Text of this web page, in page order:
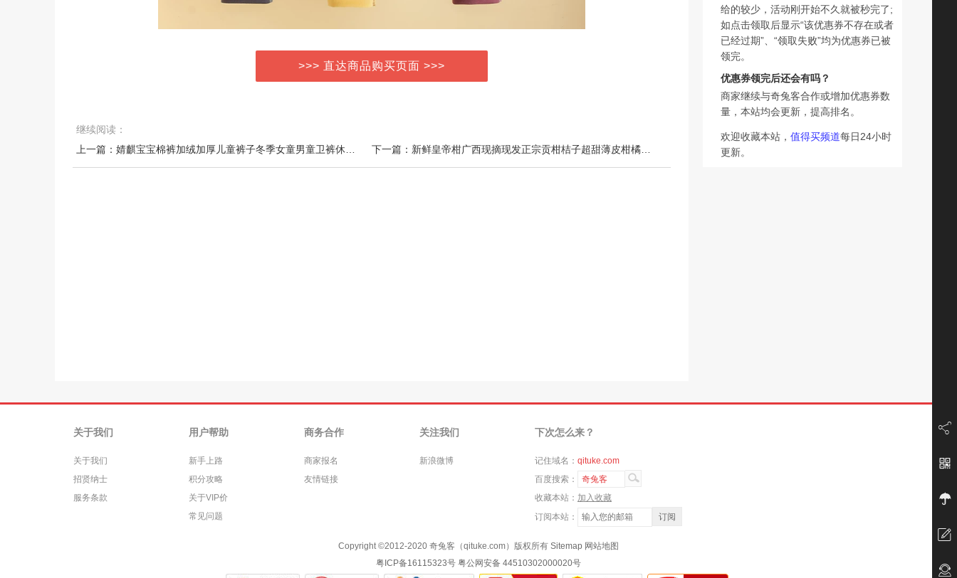
>>> 直达商品购买页面 >>>
继续阅读：
给的较少，活动刚开始不久就被秒完了;
如点击领取后显示“该优惠券不存在或者
已经过期”、“领取失败”均为优惠券已被
领完。
优惠券领完后还会有吗？
商家继续与奇兔客合作或增加优惠券数
量，本站均会更新，提高排名。
欢迎收藏本站， 值得买频道每日24小时
更新。
关于我们
关于我们
招贤纳士
服务条款
用户帮助
新手上路
积分攻略
关于VIP价
常见问题
商务合作
商家报名
友情链接
关注我们
新浪微博
下次怎么来？
记住域名： qituke.com
百度搜索：
奇兔客
收藏本站： 加入收藏
订阅本站：
Copyright ©2012-2020 奇兔客（qituke.com）版权所有 Sitemap 网站地图
粤ICP备16115323号 粤公网安备 44510302000020号